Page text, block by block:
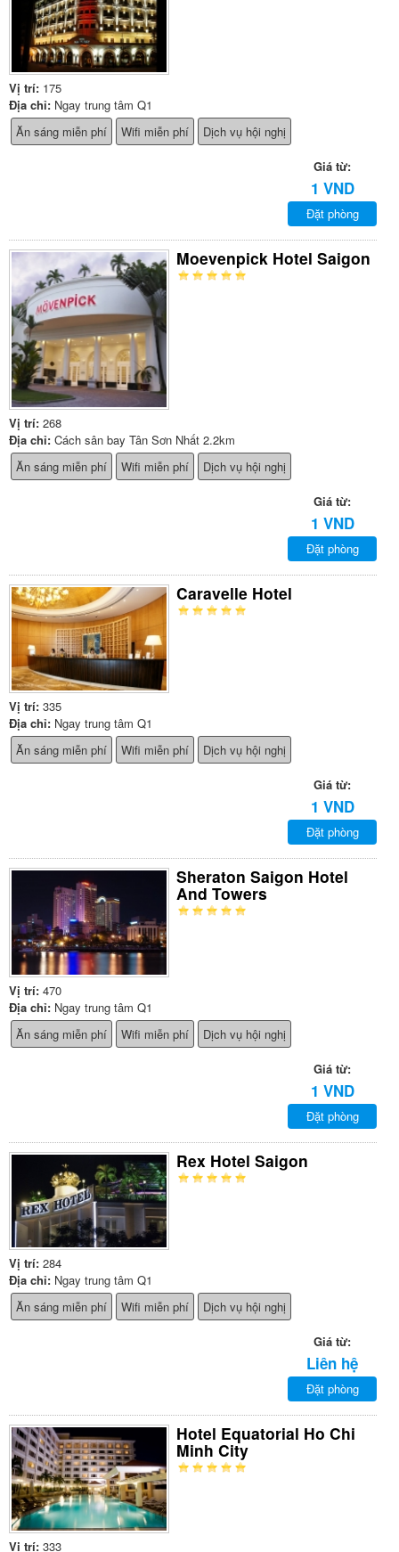
Vị trí: 175
Địa chỉ: Ngay trung tâm Q1
Ăn sáng miễn phí
Wifi miễn phí Dịch vụ hội nghị
Giá từ:
1 VND
Đặt phòng
Moevenpick Hotel Saigon
Vị trí: 268
Địa chỉ: Cách sân bay Tân Sơn Nhất 2.2km
Ăn sáng miễn phí
Wifi miễn phí Dịch vụ hội nghị
Giá từ:
1 VND
Đặt phòng
Caravelle Hotel
Vị trí: 335
Địa chỉ: Ngay trung tâm Q1
Ăn sáng miễn phí
Wifi miễn phí Dịch vụ hội nghị
Giá từ:
1 VND
Đặt phòng
Sheraton Saigon Hotel
And Towers
Vị trí: 470
Địa chỉ: Ngay trung tâm Q1
Ăn sáng miễn phí
Wifi miễn phí Dịch vụ hội nghị
Giá từ:
1 VND
Đặt phòng
Rex Hotel Saigon
Vị trí: 284
Địa chỉ: Ngay trung tâm Q1
Ăn sáng miễn phí
Wifi miễn phí Dịch vụ hội nghị
Giá từ:
Liên hệ
Đặt phòng
Hotel Equatorial Ho Chi
Minh City
Vị trí: 333